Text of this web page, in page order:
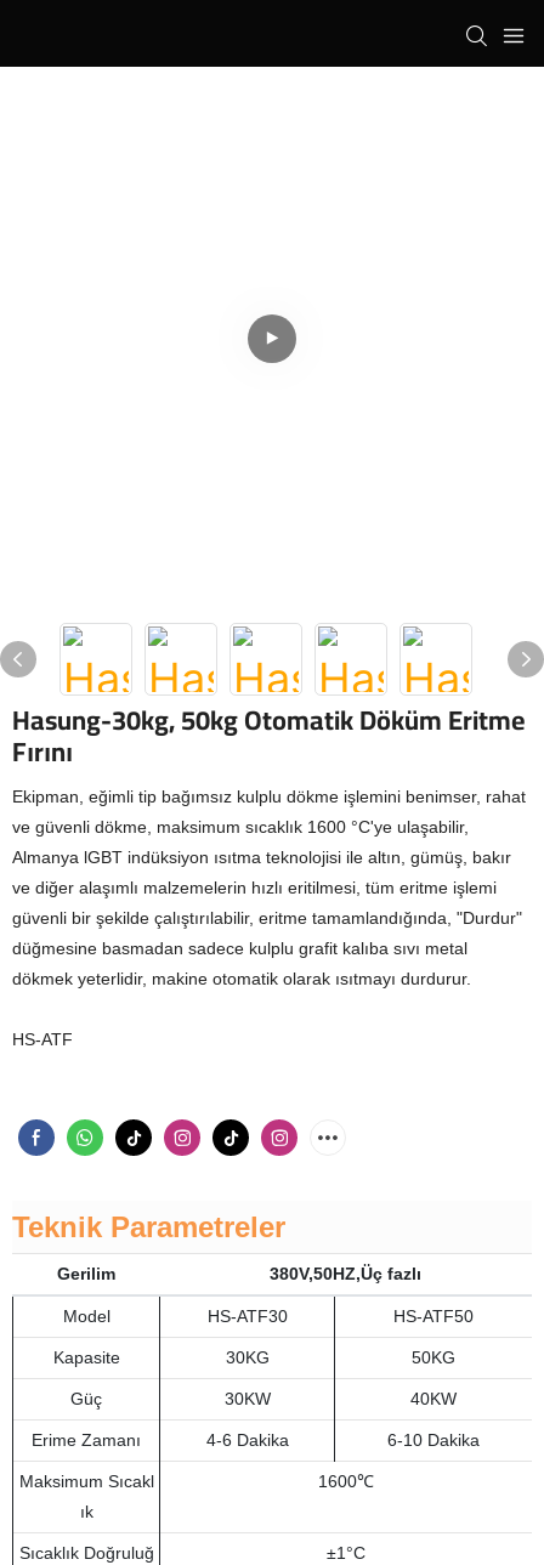
Hasung-30kg, 50kg Otomatik Döküm Eritme
Fırını
Ekipman, eğimli tip bağımsız kulplu dökme işlemini benimser, rahat
ve güvenli dökme, maksimum sıcaklık 1600 °C'ye ulaşabilir,
Almanya lGBT indüksiyon ısıtma teknolojisi ile altın, gümüş, bakır
ve diğer alaşımlı malzemelerin hızlı eritilmesi, tüm eritme işlemi
güvenli bir şekilde çalıştırılabilir, eritme tamamlandığında, "Durdur"
düğmesine basmadan sadece kulplu grafit kalıba sıvı metal
dökmek yeterlidir, makine otomatik olarak ısıtmayı durdurur.
HS-ATF
Teknik Parametreler
Gerilim 380V,50HZ,Üç fazlı
Model HS-ATF30 HS-ATF50
Kapasite 30KG 50KG
Güç 30KW 40KW
Erime Zamanı 4-6 Dakika 6-10 Dakika
Maksimum Sıcakl
ık
1600℃
Sıcaklık Doğruluğ
±1°C